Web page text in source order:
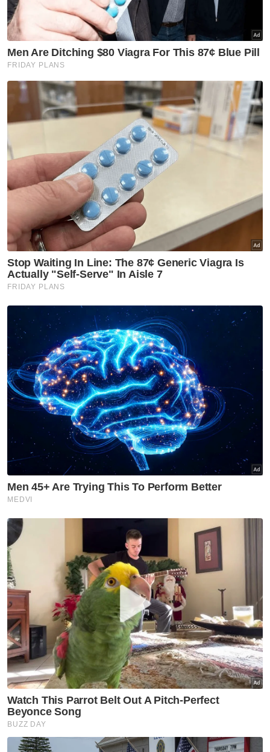
Islam - Khairuddin
PRN: Mohd Sany tidak pertahan kerusi DUN Taman
Templer
Istiadat Pembukaan Penggal Kedua Dewan
Undangan Negeri Pahang
Rubin turut berhadapan dengan calon dari
USNO, Rainus Sagulau; Parti Liberal
Demokratik (LDP), Juster Peter, Parti
Pertubuhan Kinabalu Progresif Bersatu
(UPKO), Lucas Umbul dan PCS, Tay Jin Kiong
@ Alfred.
Muat turun aplikasi Sinar Harian. Klik di sini!
PRN Sabah
Sabah
Pilihan Raya Negeri
SPR